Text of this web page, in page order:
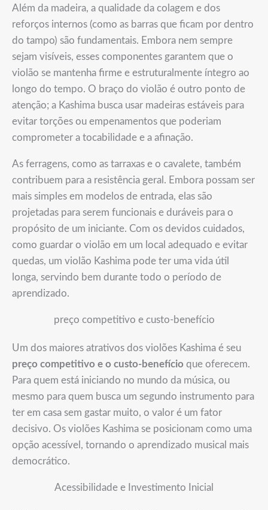
Além da madeira, a qualidade da colagem e dos
reforços internos (como as barras que ficam por dentro
do tampo) são fundamentais. Embora nem sempre
sejam visíveis, esses componentes garantem que o
violão se mantenha firme e estruturalmente íntegro ao
longo do tempo. O braço do violão é outro ponto de
atenção; a Kashima busca usar madeiras estáveis para
evitar torções ou empenamentos que poderiam
comprometer a tocabilidade e a afinação.
As ferragens, como as tarraxas e o cavalete, também
contribuem para a resistência geral. Embora possam ser
mais simples em modelos de entrada, elas são
projetadas para serem funcionais e duráveis para o
propósito de um iniciante. Com os devidos cuidados,
como guardar o violão em um local adequado e evitar
quedas, um violão Kashima pode ter uma vida útil
longa, servindo bem durante todo o período de
aprendizado.
preço competitivo e custo-benefício
Um dos maiores atrativos dos violões Kashima é seu
preço competitivo e o custo-benefício que oferecem.
Para quem está iniciando no mundo da música, ou
mesmo para quem busca um segundo instrumento para
ter em casa sem gastar muito, o valor é um fator
decisivo. Os violões Kashima se posicionam como uma
opção acessível, tornando o aprendizado musical mais
democrático.
Acessibilidade e Investimento Inicial